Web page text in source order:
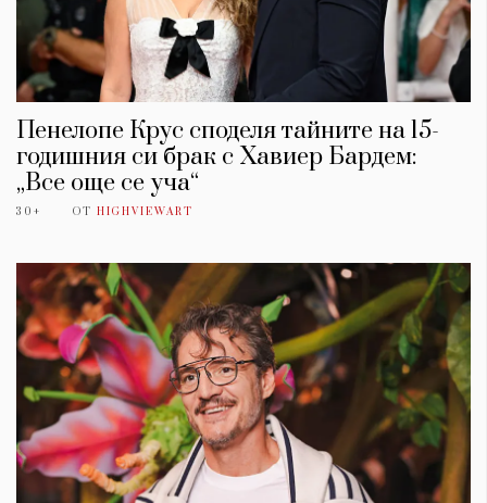
Пенелопе Крус споделя тайните на 15-
годишния си брак с Хавиер Бардем:
„Все още се уча“
30+ ОТ HIGHVIEWART